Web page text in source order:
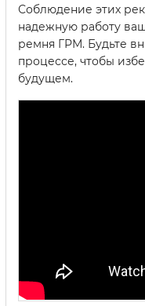
Соблюдение этих
надежную работу
ремня ГРМ. Будьте
процессе, чтобы
будущем.